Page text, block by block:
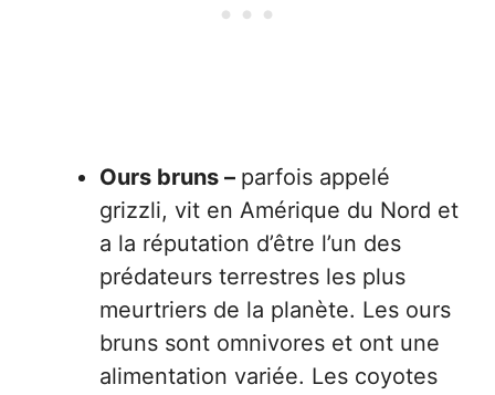
Ours bruns – parfois appelé
grizzli, vit en Amérique du Nord et
a la réputation d’être l’un des
prédateurs terrestres les plus
meurtriers de la planète. Les ours
bruns sont omnivores et ont une
alimentation variée. Les coyotes